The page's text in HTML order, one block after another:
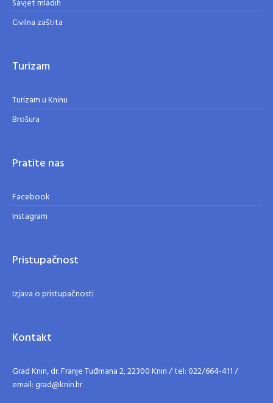
Savjet mladih
Civilna zaštita
Turizam
Turizam u Kninu
Brošura
Pratite nas
Facebook
Instagram
Pristupačnost
Izjava o pristupačnosti
Kontakt
Grad Knin, dr. Franje Tuđmana 2, 22300 Knin / tel: 022/664-411 /
email: grad@knin.hr